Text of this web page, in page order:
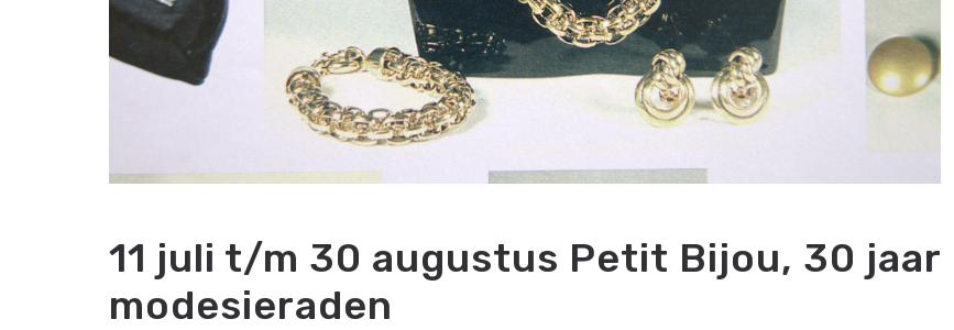
11 juli t/m 30 augustus Petit Bijou, 30 jaar
modesieraden